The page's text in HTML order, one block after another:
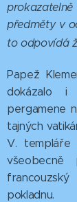
předměty v
to odpovídá
Papež
dokázalo i
pergamene
tajných
V. templáře
všeobecně
pokladnu.